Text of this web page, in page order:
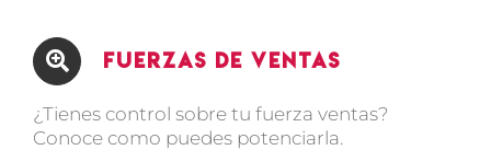
Fuerzas de Ventas
¿Tienes control sobre tu fuerza ventas?
Conoce como puedes potenciarla.